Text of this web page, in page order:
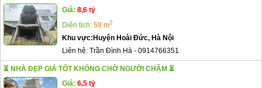
Giá: 8,6 tỷ
Diện tích: 58 m2
Khu vực: Huyện Hoài Đức, Hà Nội
Liên hệ: Trần Đình Hà - 0914766351
⏳ NHÀ ĐẸP GIÁ TỐT KHÔNG CHỜ NGƯỜI CHẬM ⏳
Giá: 6,5 tỷ